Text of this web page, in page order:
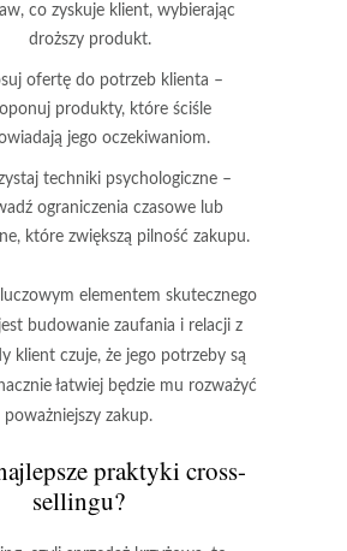
co zyskuje klient, wybierając
droższy produkt.
ofertę do potrzeb klienta –
produkty, które ściśle
jego oczekiwaniom.
techniki psychologiczne –
ograniczenia czasowe lub
które zwiększą pilność zakupu.
elementem skutecznego
budowanie zaufania i relacji z
klient czuje, że jego potrzeby są
łatwiej będzie mu rozważyć
poważniejszy zakup.
praktyki cross-
sellingu?